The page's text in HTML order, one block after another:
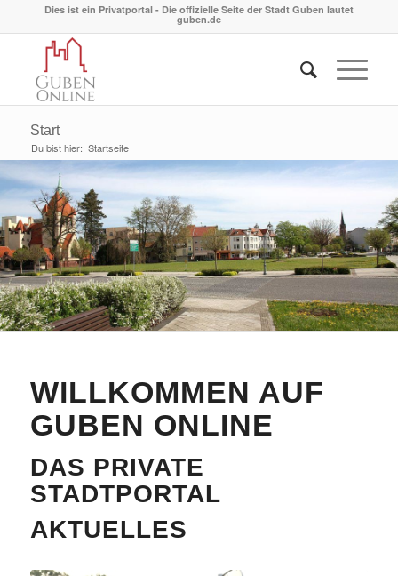
Dies ist ein Privatportal - Die offizielle Seite der Stadt Guben lautet
guben.de
Start
Du bist hier: Startseite
WILLKOMMEN AUF
GUBEN ONLINE
DAS PRIVATE
STADTPORTAL
AKTUELLES